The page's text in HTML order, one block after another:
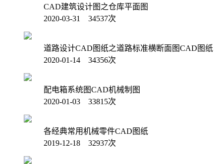
CAD建筑设计图之仓库平面图
2020-03-31 34537次
道路设计CAD图纸之道路标准横断面图CAD图纸
2020-01-14 34356次
配电箱系统图CAD机械制图
2020-01-03 33815次
各经典常用机械零件CAD图纸
2019-12-18 32937次